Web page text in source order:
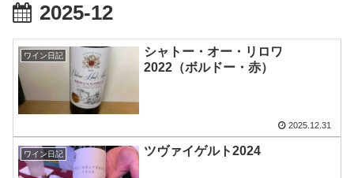
2025-12
ワイン日記
シャトー・オー・リロワ
2022（ボルドー・赤）
2025.12.31
ワイン日記 ツヴァイゲルト2024